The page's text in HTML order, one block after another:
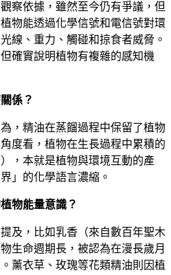
察依據，雖然至今仍有爭議，但
物能透過化學信號和電信號對環
線、重力、觸碰和掠食者威脅。
確實說明植物有複雜的感知機
係？
，精油在蒸餾過程中保留了植物
度看，植物在生長過程中累積的
，本就是植物與環境互動的產
」的化學語言濃縮。
物能量意識？
及，比如乳香（來自數百年聖木
生命週期長，被認為在漫長歲月
薰衣草、玫瑰等花類精油則因植